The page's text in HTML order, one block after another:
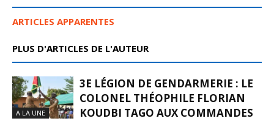
ARTICLES APPARENTES
PLUS D'ARTICLES DE L'AUTEUR
A LA UNE
3E LÉGION DE GENDARMERIE : LE
COLONEL THÉOPHILE FLORIAN
KOUDBI TAGO AUX COMMANDES